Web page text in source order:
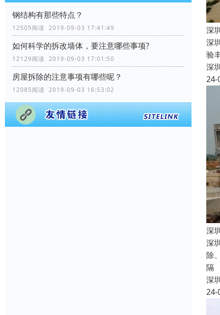
钢结构有那些特点？
12505阅读 2019-09-03 17:41:49
如何科学的拆改墙体，要注意哪些事项?
12129阅读 2019-09-03 17:01:50
房屋拆除的注意事项有哪些呢？
12085阅读 2019-09-03 16:53:02
深
深
验
深
24-
深
深
除
隔
深
24-